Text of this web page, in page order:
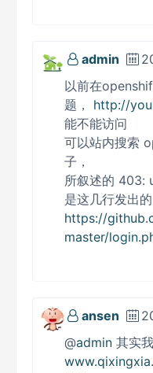
admin
以前在
题， http://
能不能访问
可以站内搜索
子，
所叙述的 403:
是这几行发出的
https://
master/
ansen
@admin 其实